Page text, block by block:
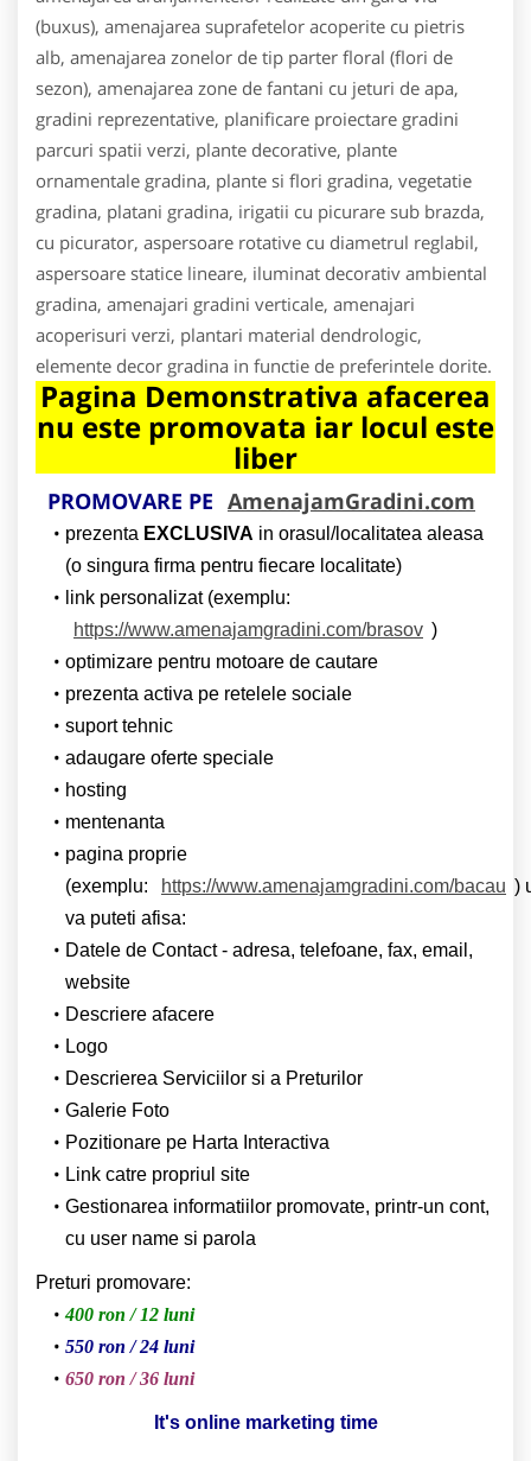
(buxus), amenajarea suprafetelor acoperite cu pietris
alb, amenajarea zonelor de tip parter floral (flori de
sezon), amenajarea zone de fantani cu jeturi de apa,
gradini reprezentative, planificare proiectare gradini
parcuri spatii verzi, plante decorative, plante
ornamentale gradina, plante si flori gradina, vegetatie
gradina, platani gradina, irigatii cu picurare sub brazda,
cu picurator, aspersoare rotative cu diametrul reglabil,
aspersoare statice lineare, iluminat decorativ ambiental
gradina, amenajari gradini verticale, amenajari
acoperisuri verzi, plantari material dendrologic,
elemente decor gradina in functie de preferintele dorite.
Pagina Demonstrativa afacerea
nu este promovata iar locul este
liber
PROMOVARE PE AmenajamGradini.com
prezenta EXCLUSIVA in orasul/localitatea aleasa
(o singura firma pentru fiecare localitate)
link personalizat (exemplu:
https://www.amenajamgradini.com/brasov )
optimizare pentru motoare de cautare
prezenta activa pe retelele sociale
suport tehnic
adaugare oferte speciale
hosting
mentenanta
pagina proprie
(exemplu:
https://www.amenajamgradini.com/bacau )
va puteti afisa:
Datele de Contact - adresa, telefoane, fax, email,
website
Descriere afacere
Logo
Descrierea Serviciilor si a Preturilor
Galerie Foto
Pozitionare pe Harta Interactiva
Link catre propriul site
Gestionarea informatiilor promovate, printr-un cont,
cu user name si parola
Preturi promovare:
400 ron / 12 luni
550 ron / 24 luni
650 ron / 36 luni
It's online marketing time